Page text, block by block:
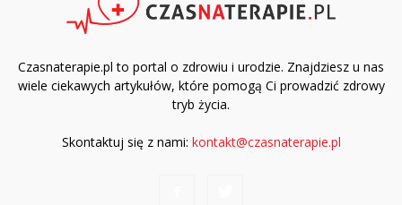
Czasnaterapie.pl to portal o zdrowiu i urodzie. Znajdziesz u nas
wiele ciekawych artykułów, które pomogą Ci prowadzić zdrowy
tryb życia.
Skontaktuj się z nami: kontakt@czasnaterapie.pl